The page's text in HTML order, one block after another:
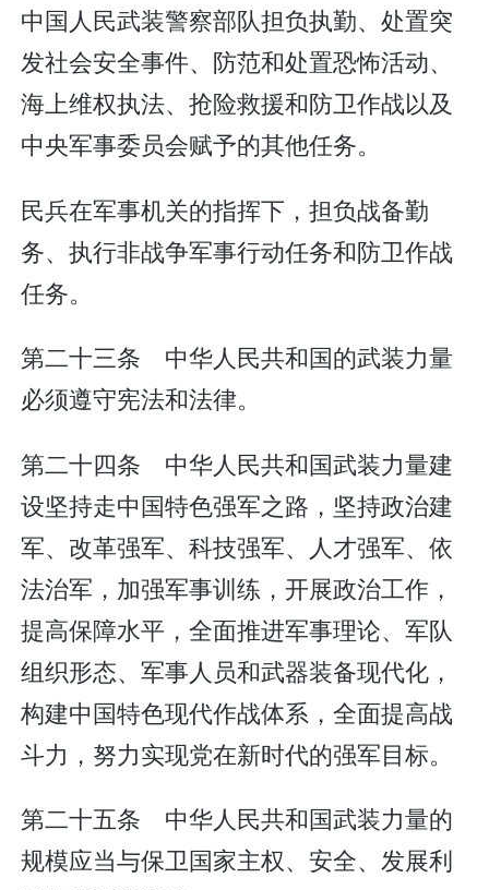
中国人民武装警察部队担负执勤、处置突
发社会安全事件、防范和处置恐怖活动、
海上维权执法、抢险救援和防卫作战以及
中央军事委员会赋予的其他任务。
民兵在军事机关的指挥下，担负战备勤
务、执行非战争军事行动任务和防卫作战
任务。
第二十三条 中华人民共和国的武装力量
必须遵守宪法和法律。
第二十四条 中华人民共和国武装力量建
设坚持走中国特色强军之路，坚持政治建
军、改革强军、科技强军、人才强军、依
法治军，加强军事训练，开展政治工作，
提高保障水平，全面推进军事理论、军队
组织形态、军事人员和武器装备现代化，
构建中国特色现代作战体系，全面提高战
斗力，努力实现党在新时代的强军目标。
第二十五条 中华人民共和国武装力量的
规模应当与保卫国家主权、安全、发展利